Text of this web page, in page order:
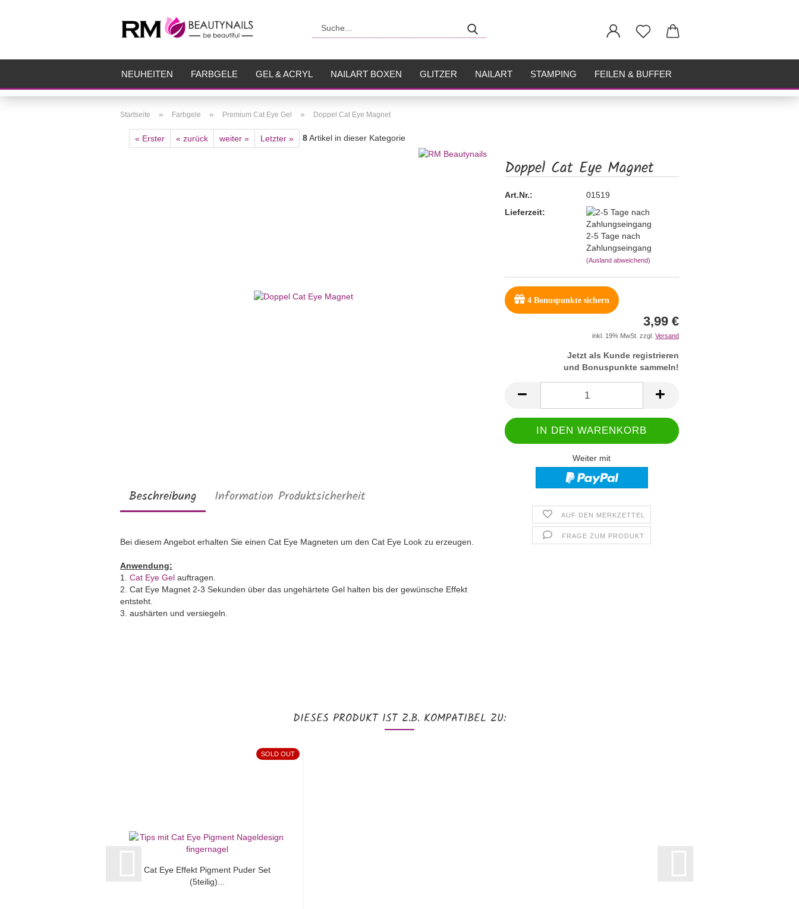
NEUHEITEN FARBGELE GEL & ACRYL NAILART BOXEN GLITZER NAILART STAMPING FEILEN & BUFFER
Startseite » Farbgele » Premium Cat Eye Gel » Doppel Cat Eye Magnet
« Erster « zurück weiter » Letzter » 8Artikel in dieser Kategorie
Doppel Cat Eye Magnet
Art.Nr.:
01519
Lieferzeit:
2-5 Tage nach
Zahlungseingang
(Ausland abweichend)
4Bonuspunkte sichern
3,99 €
inkl. 19% MwSt. zzgl. Versand
Jetzt als Kunde registrieren
und Bonuspunkte sammeln!
Weiter mit
AUF DEN MERKZETTEL
FRAGE ZUM PRODUKT
Beschreibung Information Produktsicherheit
Bei diesem Angebot erhalten Sie einen Cat Eye Magneten um den Cat Eye Look zu erzeugen.
Anwendung:
1. Cat Eye Gel auftragen.
2. Cat Eye Magnet 2-3 Sekunden über das ungehärtete Gel halten bis der gewünsche Effekt
entsteht.
3. aushärten und versiegeln.
DIESES PRODUKT IST Z.B. KOMPATIBEL ZU:
SOLD OUT
Cat Eye Effekt Pigment Puder Set
(5teilig)...